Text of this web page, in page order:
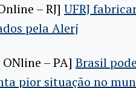
– RJ] UFRJ
pela Alerj
– PA] Brasil
pior situação no